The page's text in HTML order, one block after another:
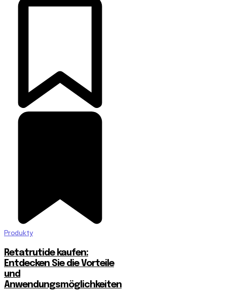
Produkty
Retatrutide kaufen:
Entdecken Sie die Vorteile
und
Anwendungsmöglichkeiten